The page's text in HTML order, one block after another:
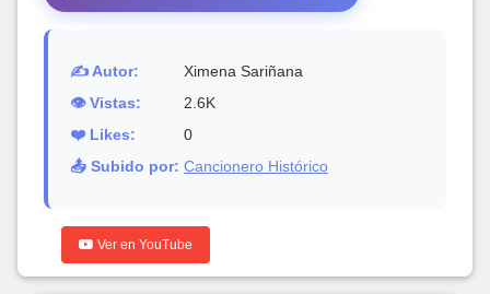
✍️ Autor:
Ximena Sariñana
👁️ Vistas:
2.6K
❤️ Likes:
0
📤 Subido por: Cancionero Histórico
Ver en YouTube